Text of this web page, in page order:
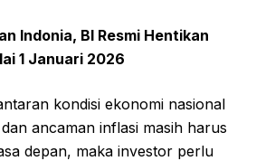
Indonia, BI Resmi Hentikan
1 Januari 2026
kondisi ekonomi nasional
ancaman inflasi masih harus
depan, maka investor perlu